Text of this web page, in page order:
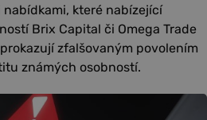
které nabízející
Brix Capital či Omega Trade
zfalšovaným povolením
známých osobností.